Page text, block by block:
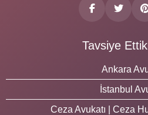
Tavsiye
Ankara
İstanbul
Ceza Avukatı | Ceza